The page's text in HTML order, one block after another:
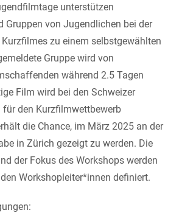
unterstützen
Gruppen von Jugendlichen bei der
zu einem selbstgewählten
Gruppe wird von
während 2.5 Tagen
Film wird bei den Schweizer
den Kurzfilmwettbewerb
die Chance, im März 2025 an der
in Zürich gezeigt zu werden. Die
der Fokus des Workshops werden
Workshopleiter*innen definiert.